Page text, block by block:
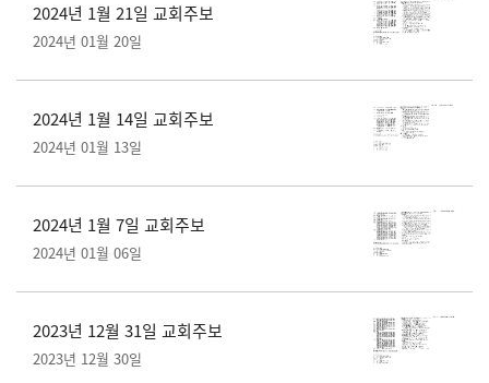
2024년 1월 21일 교회주보
2024년 01월 20일
2024년 1월 14일 교회주보
2024년 01월 13일
2024년 1월 7일 교회주보
2024년 01월 06일
2023년 12월 31일 교회주보
2023년 12월 30일